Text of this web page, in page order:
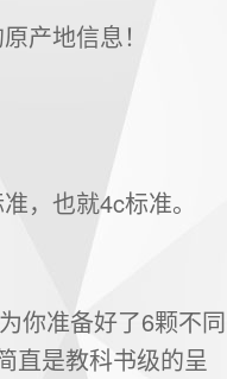
产地信息！
，也就4c标准。
你准备好了6颗不同
直是教科书级的呈